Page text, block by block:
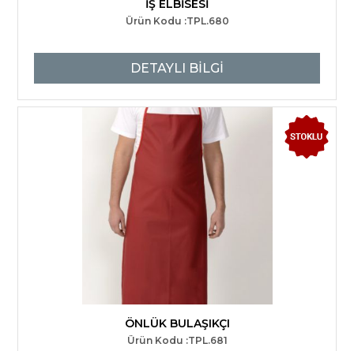
İŞ ELBİSESİ
Ürün Kodu :TPL.680
DETAYLI BİLGİ
ÖNLÜK BULAŞIKÇI
Ürün Kodu :TPL.681